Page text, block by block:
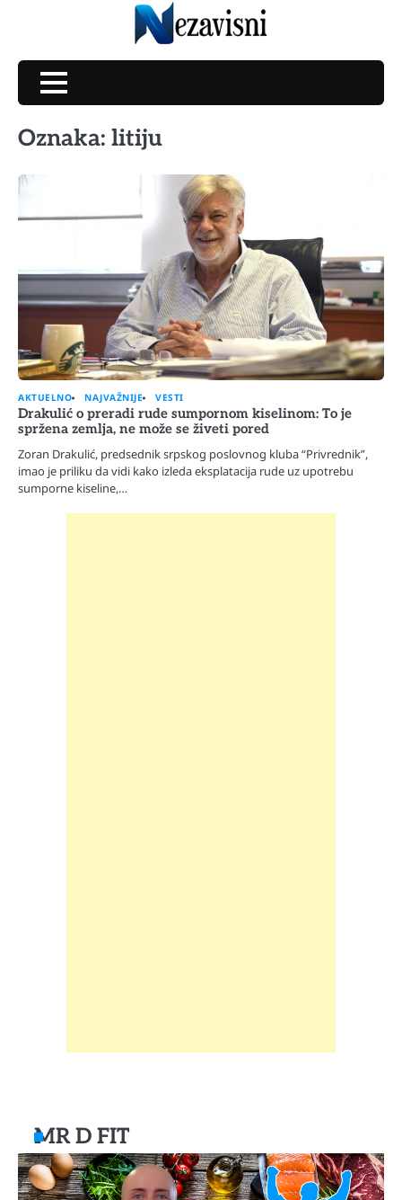
Oznaka: litiju
AKTUELNO NAJVAŽNIJE VESTI
Drakulić o preradi rude sumpornom kiselinom: To je
spržena zemlja, ne može se živeti pored
Zoran Drakulić, predsednik srpskog poslovnog kluba “Privrednik”,
imao je priliku da vidi kako izleda eksplatacija rude uz upotrebu
sumporne kiseline,…
MR D FIT